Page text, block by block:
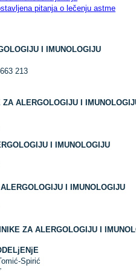
pitanja o lečenju astme
I IMUNOLOGIJU
213
ALERGOLOGIJU I
I IMUNOLOGIJU
I IMUNOLOGIJU
ZA ALERGOLOGIJU I
Spirić